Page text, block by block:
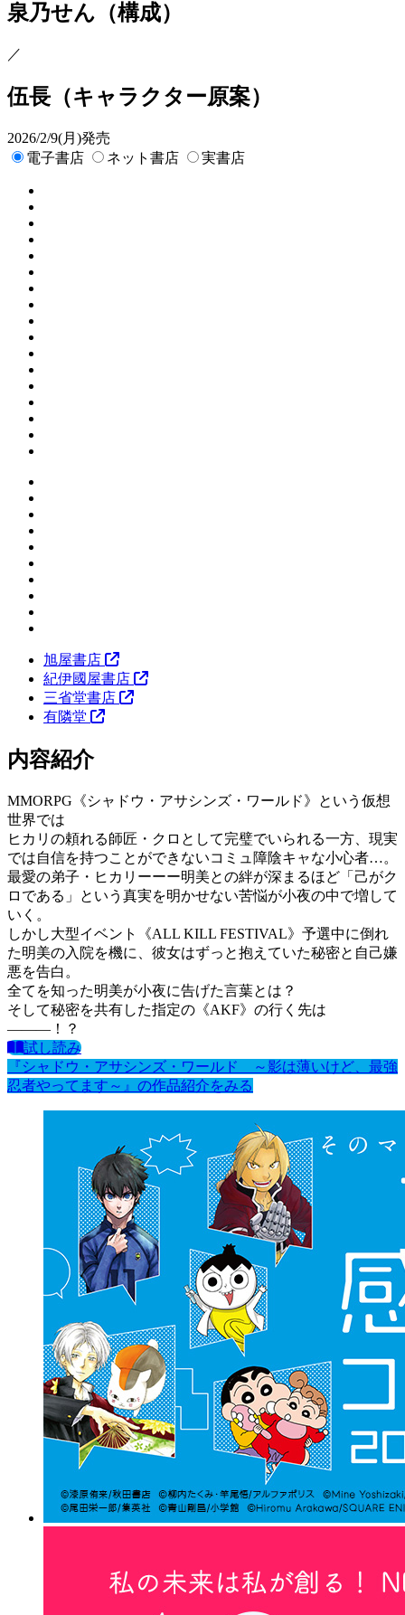
泉乃せん （構成）
／
伍長 （キャラクター原案）
2026/2/9(月)発売
電子書店
ネット書店 実書店
旭屋書店
紀伊國屋書店
三省堂書店
有隣堂
内容紹介
MMORPG《シャドウ・アサシンズ・ワールド》という仮想
世界では
ヒカリの頼れる師匠・クロとして完璧でいられる一方、現実
では自信を持つことができないコミュ障陰キャな小心者…。
最愛の弟子・ヒカリーーー明美との絆が深まるほど「己がク
ロである」という真実を明かせない苦悩が小夜の中で増して
いく。
しかし大型イベント《ALL KILL FESTIVAL》予選中に倒れ
た明美の入院を機に、彼女はずっと抱えていた秘密と自己嫌
悪を告白。
全てを知った明美が小夜に告げた言葉とは？
そして秘密を共有した指定の《AKF》の行く先は
―――！？
試し読み
『シャドウ・アサシンズ・ワールド ～影は薄いけど、最強
忍者やってます～』の作品紹介をみる